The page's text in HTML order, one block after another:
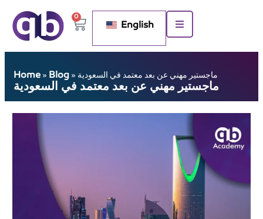
0
English
Home » Blog » ماجستير مهني عن بعد معتمد في السعودية
ماجستير مهني عن بعد معتمد في السعودية